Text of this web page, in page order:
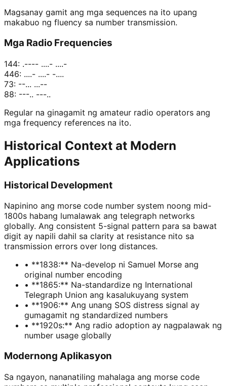
Magsanay gamit ang mga sequences na ito upang
makabuo ng fluency sa number transmission.
Mga Radio Frequencies
144: .---- ....- ....-
446: ....- ....- -....
73: --... ...--
88: ---.. ---..
Regular na ginagamit ng amateur radio operators ang
mga frequency references na ito.
Historical Context at Modern
Applications
Historical Development
Napinino ang morse code number system noong mid-
1800s habang lumalawak ang telegraph networks
globally. Ang consistent 5-signal pattern para sa bawat
digit ay napili dahil sa clarity at resistance nito sa
transmission errors over long distances.
• **1838:** Na-develop ni Samuel Morse ang
original number encoding
• **1865:** Na-standardize ng International
Telegraph Union ang kasalukuyang system
• **1906:** Ang unang SOS distress signal ay
gumagamit ng standardized numbers
• **1920s:** Ang radio adoption ay nagpalawak ng
number usage globally
Modernong Aplikasyon
Sa ngayon, nananatiling mahalaga ang morse code